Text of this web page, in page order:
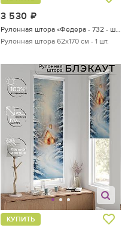
3 530
Рулонная штора «Федера - 732 - ширина 62 см»
Рулонная штора 62х170 см - 1 шт.
КУПИТЬ